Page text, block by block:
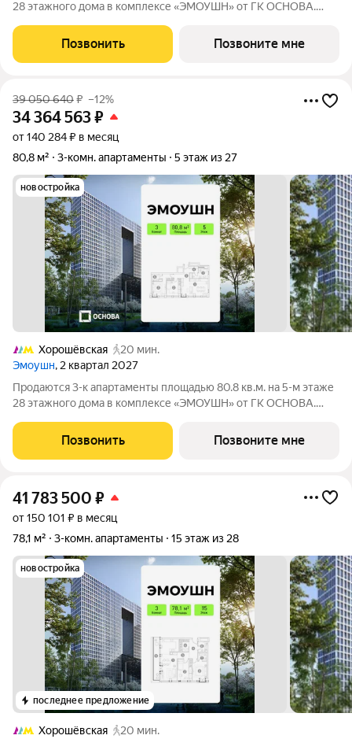
28 этажного дома в комплексе «ЭМОУШН» от ГК ОСНОВА.
бизнес-класса в престижном районе Хорошёво-Мнёвники
(СЗАО), новый выразительный акцент
Позвонить Позвоните мне
39 050 640₽ –12%
34 364 563₽
от 140 284 ₽ в месяц
80,8 м²
3-комн. апартаменты 5 этаж из 27
новостройка
Хорошёвская
20 мин.
Эмоушн, 2 квартал 2027
Продаются 3-к апартаменты площадью 80.8 кв.м. на 5-м этаже
28 этажного дома в комплексе «ЭМОУШН» от ГК ОСНОВА.
бизнес-класса в престижном районе Хорошёво-Мнёвники
(СЗАО), новый выразительный акцент
Позвонить Позвоните мне
41 783 500 ₽
от 150 101 ₽ в месяц
78,1 м²
3-комн. апартаменты 15 этаж из 28
новостройка
последнее предложение
Хорошёвская
20 мин.